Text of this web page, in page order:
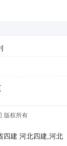
版权所有
四建 河北四建,河北